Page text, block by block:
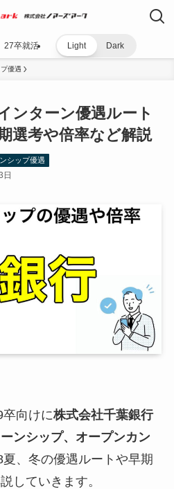
27卒就活 Light Dark
優遇
ンターン優遇ルート
選考や倍率など解説
シップ優遇
日
向けに株式会社千葉銀行
ンシップ、オープンカン
、冬の優遇ルートや早期
していきます。